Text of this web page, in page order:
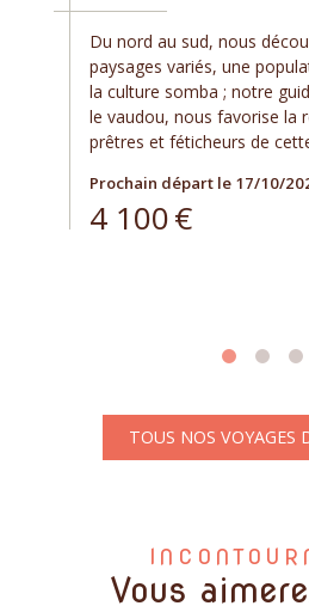
Du nord au sud, nous
paysages variés, une
la culture somba ; notre
le vaudou, nous favorise la
prêtres et féticheurs de
Prochain départ le 17/10/
4 100€
TOUS NOS VOYAGES
Vous